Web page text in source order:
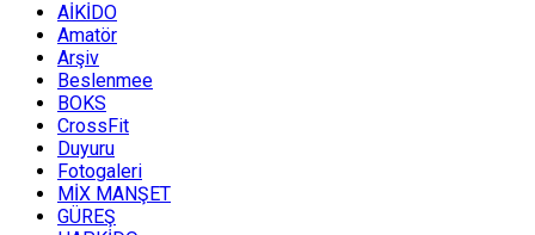
AİKİDO
Amatör
Arşiv
Beslenmee
BOKS
CrossFit
Duyuru
Fotogaleri
MİX MANŞET
GÜREŞ